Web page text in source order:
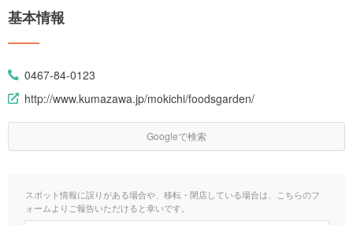
基本情報
0467-84-0123
http://www.kumazawa.jp/mokichi/foodsgarden/
Googleで検索
スポット情報に誤りがある場合や、移転・閉店している場合は、こちらのフ
ォームよりご報告いただけると幸いです。